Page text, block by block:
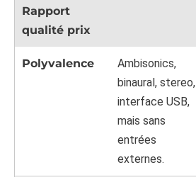
Rapport
qualité prix
Polyvalence
Ambisonics,
binaural, stereo,
interface USB,
mais sans
entrées
externes.